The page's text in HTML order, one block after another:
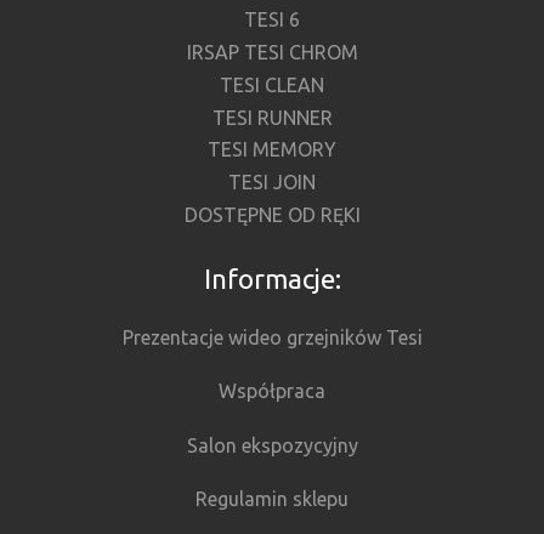
TESI 6
IRSAP TESI CHROM
TESI CLEAN
TESI RUNNER
TESI MEMORY
TESI JOIN
DOSTĘPNE OD RĘKI
Informacje:
Prezentacje wideo grzejników Tesi
Współpraca
Salon ekspozycyjny
Regulamin sklepu